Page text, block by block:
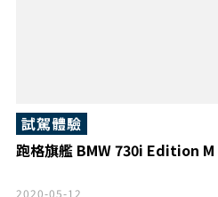
跑格旗艦 BMW 730i Edition M
試駕體驗
2020-05-12